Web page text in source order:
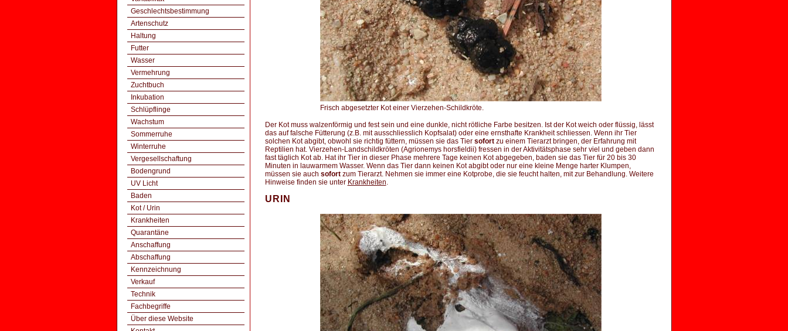
Geschlechtsbestimmung
Artenschutz
Haltung
Futter
Wasser
Vermehrung
Zuchtbuch
Inkubation
Schlüpflinge
Wachstum
Sommerruhe
Winterruhe
Vergesellschaftung
Bodengrund
UV Licht
Baden
Kot / Urin
Krankheiten
Quarantäne
Anschaffung
Abschaffung
Kennzeichnung
Verkauf
Technik
Fachbegriffe
Über diese Website
Frisch abgesetzter Kot einer Vierzehen-Schildkröte.
Der Kot muss walzenförmig und fest sein und eine dunkle, nicht rötliche Farbe besitzen. Ist der Kot weich oder flüssig, lässt
das auf falsche Fütterung (z.B. mit ausschliesslich Kopfsalat) oder eine ernsthafte Krankheit schliessen. Wenn ihr Tier
solchen Kot abgibt, obwohl sie richtig füttern, müssen sie das Tier sofortzu einem Tierarzt bringen, der Erfahrung mit
Reptilien hat. Vierzehen-Landschildkröten (Agrionemys horsfieldii) fressen in der Aktivitätsphase sehr viel und geben dann
fast täglich Kot ab. Hat ihr Tier in dieser Phase mehrere Tage keinen Kot abgegeben, baden sie das Tier für 20 bis 30
Minuten in lauwarmem Wasser. Wenn das Tier dann keinen Kot abgibt oder nur eine kleine Menge harter Klumpen,
müssen sie auch sofortzum Tierarzt. Nehmen sie immer eine Kotprobe, die sie feucht halten, mit zur Behandlung. Weitere
Hinweise finden sie unter Krankheiten
URIN